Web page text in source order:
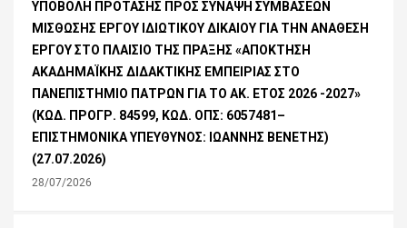
ΥΠΟΒΟΛΗ ΠΡΟΤΑΣΗΣ ΠΡΟΣ ΣΥΝΑΨΗ ΣΥΜΒΑΣΕΩΝ
ΜΙΣΘΩΣΗΣ ΕΡΓΟΥ ΙΔΙΩΤΙΚΟΥ ΔΙΚΑΙΟΥ ΓΙΑ ΤΗΝ ΑΝΑΘΕΣΗ
ΕΡΓΟΥ ΣΤΟ ΠΛΑΙΣΙΟ ΤΗΣ ΠΡΑΞΗΣ «ΑΠΟΚΤΗΣΗ
ΑΚΑΔΗΜΑΪΚΗΣ ΔΙΔΑΚΤΙΚΗΣ ΕΜΠΕΙΡΙΑΣ ΣΤΟ
ΠΑΝΕΠΙΣΤΗΜΙΟ ΠΑΤΡΩΝ ΓΙΑ ΤΟ ΑΚ. ΕΤΟΣ 2026 -2027»
(ΚΩΔ. ΠΡΟΓΡ. 84599, ΚΩΔ. ΟΠΣ: 6057481–
ΕΠΙΣΤΗΜΟΝΙΚΑ ΥΠΕΥΘΥΝΟΣ: ΙΩΑΝΝΗΣ ΒΕΝΕΤΗΣ)
(27.07.2026)
28/07/2026